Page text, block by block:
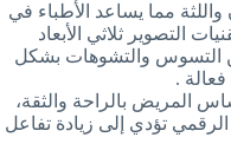
مما يساعد الأطباء في
التصوير ثلاثي الأبعاد
التسوس والتشوهات بشكل
.
المريض بالراحة والثقة،
تؤدي إلى زيادة تفاعل